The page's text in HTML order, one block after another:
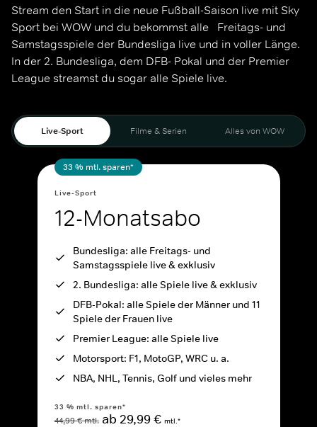
Stream den Start in die neue Fußball-Saison live mit Sky
Sport bei WOW und du bekommst alle   Freitags- und
Samstagsspiele der Bundesliga live und in voller Länge.
In der 2. Bundesliga, dem DFB- Pokal und der Premier
League streamst du sogar alle Spiele live.
Live-Sport Filme & Serien Alles von WOW
33 % mtl. sparen*
Live-Sport
12-Monatsabo
Bundesliga: alle Freitags- und
Samstagsspiele live & exklusiv
2. Bundesliga: alle Spiele live & exklusiv
DFB-Pokal: alle Spiele der Männer und 11
Spiele der Frauen live
Premier League: alle Spiele live
Motorsport: F1, MotoGP, WRC u. a.
NBA, NHL, Tennis, Golf und vieles mehr
33 % mtl. sparen*
44,99 € mtl. ab 29,99 € mtl.*